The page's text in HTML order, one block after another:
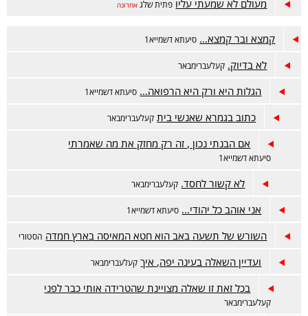
מעולם לא שמעתי עליו פתית שלג אחרונה
קמצא ובר קמצא... סיעתא דשמייא1
לא בדיוק. קעלעברימבאר
הגלות היא ורק היא הרפואה... סיעתא דשמייא1
כתוב בגמרא שאנשי בית קעלעברימבאר
אם הבנתי נכון , זה רק מחזק את מה שאמרתי
סיעתא דשמייא1
לא קשור לחסד. קעלעברימבאר
אני אוהב כל יהודי... סיעתא דשמייא1
השורש של תשעה באב הוא חטא המאיסה בארץ חמדה הסטורי
ועדיין השאלה בעינה יפה, איך קעלעברימבאר
בכל זאת זו שאלה מצויינת שהטרידה אותי כבר לפני
קעלעברימבאר